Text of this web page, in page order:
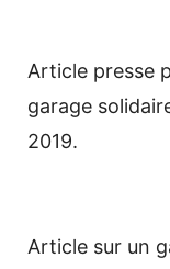
Article presse
garage
2019.
Article sur un